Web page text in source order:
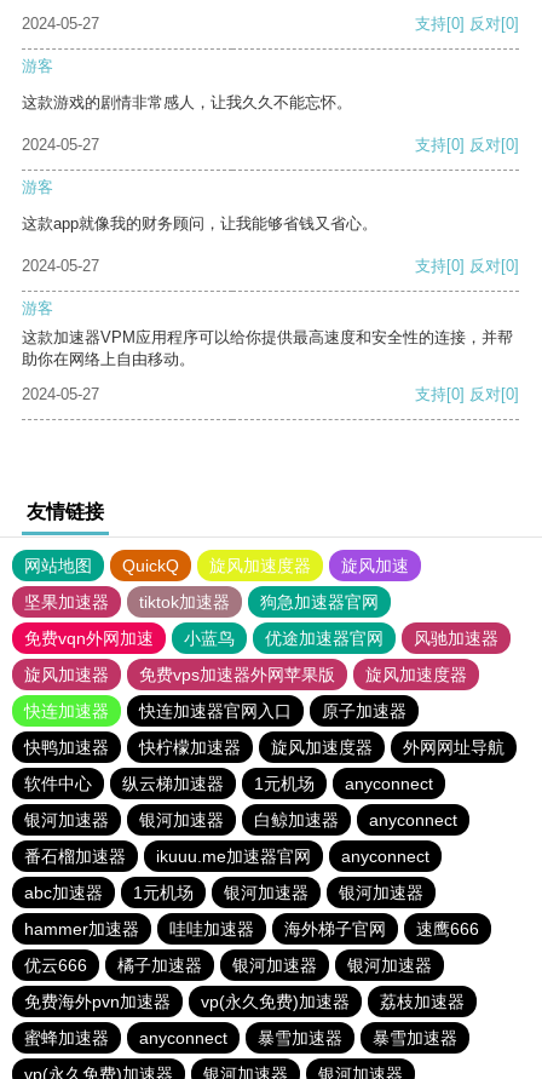
2024-05-27
支持[0] 反对[0]
游客
这款游戏的剧情非常感人，让我久久不能忘怀。
2024-05-27 支持[0] 反对[0]
游客
这款app就像我的财务顾问，让我能够省钱又省心。
2024-05-27 支持[0] 反对[0]
游客
这款加速器VPM应用程序可以给你提供最高速度和安全性的连接，并帮
助你在网络上自由移动。
2024-05-27
支持[0] 反对[0]
友情链接
网站地图 QuickQ 旋风加速度器
旋风加速
坚果加速器
tiktok加速器
狗急加速器官网
免费vqn外网加速
小蓝鸟 优途加速器官网
风驰加速器
旋风加速器
免费vps加速器外网苹果版
旋风加速度器
快连加速器
快连加速器官网入口
原子加速器
快鸭加速器
快柠檬加速器 旋风加速度器
外网网址导航
软件中心
纵云梯加速器 1元机场
anyconnect
银河加速器
银河加速器 白鲸加速器
anyconnect
番石榴加速器
ikuuu.me加速器官网
anyconnect
abc加速器
1元机场 银河加速器
银河加速器
hammer加速器
哇哇加速器 海外梯子官网
速鹰666
优云666
橘子加速器 银河加速器
银河加速器
免费海外pvn加速器
vp(永久免费)加速器
荔枝加速器
蜜蜂加速器
anyconnect 暴雪加速器
暴雪加速器
vp(永久免费)加速器
银河加速器 银河加速器